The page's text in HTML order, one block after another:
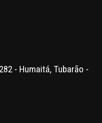
- Humaitá, Tubarão -